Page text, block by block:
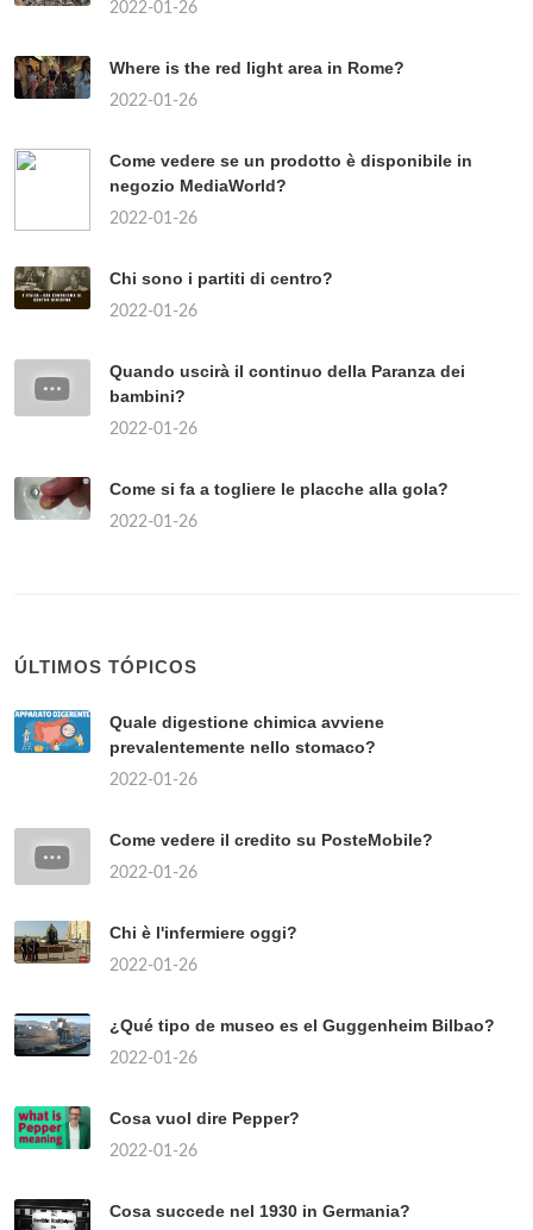
2022-01-26
Where is the red light area in Rome?
2022-01-26
Come vedere se un prodotto è disponibile in
negozio MediaWorld?
2022-01-26
Chi sono i partiti di centro?
2022-01-26
Quando uscirà il continuo della Paranza dei
bambini?
2022-01-26
Come si fa a togliere le placche alla gola?
2022-01-26
ÚLTIMOS TÓPICOS
Quale digestione chimica avviene
prevalentemente nello stomaco?
2022-01-26
Come vedere il credito su PosteMobile?
2022-01-26
Chi è l'infermiere oggi?
2022-01-26
¿Qué tipo de museo es el Guggenheim Bilbao?
2022-01-26
Cosa vuol dire Pepper?
2022-01-26
Cosa succede nel 1930 in Germania?